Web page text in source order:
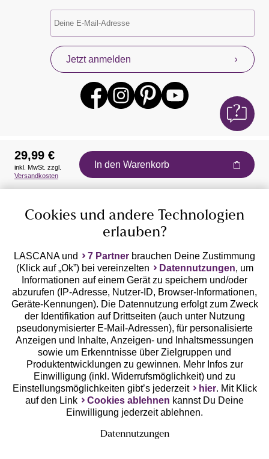
Jetzt anmelden
Auszeichnungen
Geprüfte Sicherheit
Unsere Apps
29,99 €
inkl. MwSt. zzgl.
Versandkosten
In den Warenkorb
Cookies und andere Technologien
erlauben?
LASCANA und 7 Partner brauchen Deine Zustimmung
(Klick auf „Ok”) bei vereinzelten
Datennutzungen, um
Informationen auf einem Gerät zu speichern und/oder
abzurufen (IP-Adresse, Nutzer-ID, Browser-Informationen,
Geräte-Kennungen). Die Datennutzung erfolgt zum Zweck
der Identifikation auf Drittseiten (auch unter Nutzung
pseudonymisierter E-Mail-Adressen), für personalisierte
Anzeigen und Inhalte, Anzeigen- und Inhaltsmessungen
sowie um Erkenntnisse über Zielgruppen und
Produktentwicklungen zu gewinnen. Mehr Infos zur
Einwilligung (inkl. Widerrufsmöglichkeit) und zu
Einstellungsmöglichkeiten gibt’s jederzeit
hier. Mit Klick
auf den Link
Cookies ablehnen kannst Du Deine
Einwilligung jederzeit ablehnen.
Datennutzungen